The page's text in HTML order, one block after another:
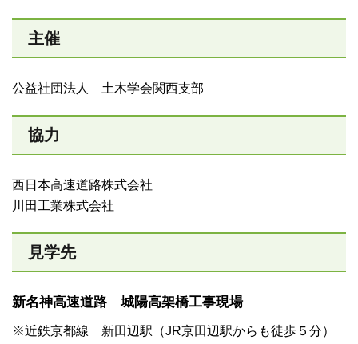
主催
公益社団法人 土木学会関西支部
協力
西日本高速道路株式会社
川田工業株式会社
見学先
新名神高速道路 城陽高架橋工事現場
※近鉄京都線 新田辺駅（JR京田辺駅からも徒歩５分）